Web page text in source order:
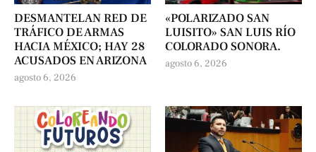
DESMANTELAN RED DE
TRÁFICO DE ARMAS
HACIA MÉXICO; HAY 28
ACUSADOS EN ARIZONA
agosto 6, 2026
«POLARIZADO SAN
LUISITO» SAN LUIS RÍO
COLORADO SONORA.
agosto 6, 2026